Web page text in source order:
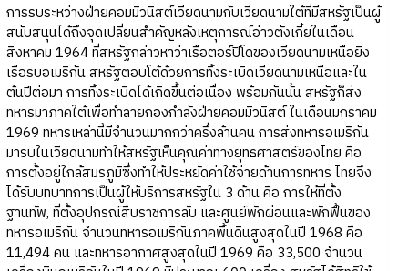
การรบระหว่างฝ่ายคอมมิวนิสต์เวียดนามกับเวียดนามใต้ที่มีสหรัฐเป็นผู้
สนับสนุนได้ถึงจุดเปลี่ยนสำคัญหลังเหตุการณ์อ่าวตังเกี๋ยในเดือน
สิงหาคม 1964 ที่สหรัฐกล่าวหาว่าเรือตอร์ปิโดของเวียดนามเหนือยิง
เรือรบอเมริกัน สหรัฐตอบโต้ด้วยการทิ้งระเบิดเวียดนามเหนือและใน
ต้นปีต่อมา การทิ้งระเบิดได้เกิดขึ้นต่อเนื่อง พร้อมกันนั้น สหรัฐก็ส่ง
ทหารมาภาคใต้เพื่อทำลายกองกำลังฝ่ายคอมมิวนิสต์ ในเดือนมกราคม
1969 ทหารเหล่านี้มีจำนวนมากกว่าครึ่งล้านคน การส่งทหารอเมริกัน
มารบในเวียดนามทำให้สหรัฐเห็นคุณค่าทางยุทธศาสตร์ของไทย คือ
การตั้งอยู่ใกล้สมรภูมิซึ่งทำให้ประหยัดค่าใช้จ่ายด้านการทหาร ไทยจึง
ได้รับบทบาทการเป็นผู้ให้บริการสหรัฐใน 3 ด้าน คือ การให้ที่ตั้ง
ฐานทัพ, ที่ตั้งอุปกรณ์สืบราชการลับ และศูนย์พักผ่อนและพักฟื้นของ
ทหารอเมริกัน จำนวนทหารอเมริกันภาคพื้นดินสูงสุดในปี 1968 คือ
11,494 คน และทหารอากาศสูงสุดในปี 1969 คือ 33,500 จำนวน